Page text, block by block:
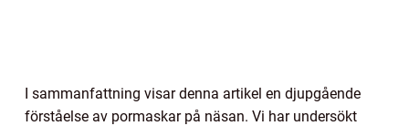
I sammanfattning visar denna artikel en djupgående
förståelse av pormaskar på näsan. Vi har undersökt